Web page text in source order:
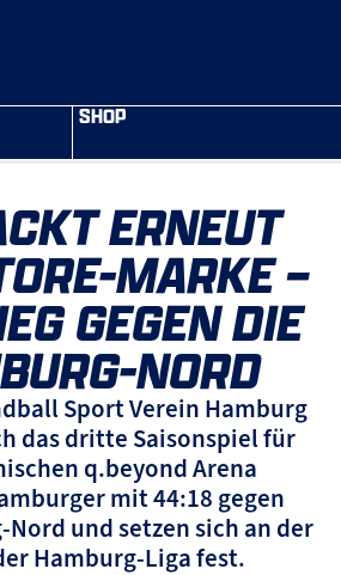
SHOP
ERNEUT
MARKE –
GEGEN DIE
NORD
Sport Verein Hamburg
das dritte Saisonspiel für
q.beyond Arena
mit 44:18 gegen
Nord und setzen sich an der
Hamburg-Liga fest.